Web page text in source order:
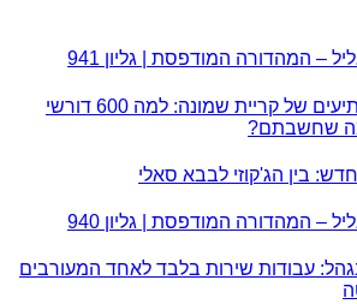
– המהדורה המודפסת | גליון 941
המספרים המפתיעים של קריית שמונה: למה 600 דורשי
שחשבתם?
בין הג'קוזי לבבא סאלי
– המהדורה המודפסת | גליון 940
עבודות שירות בלבד לאחד המעורבים